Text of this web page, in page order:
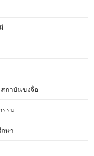
ถาบันขงจื่อ
รม
ษา